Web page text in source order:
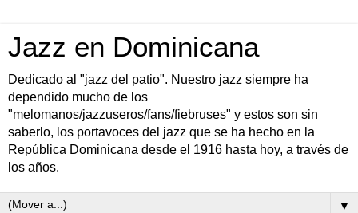
Jazz en Dominicana
Dedicado al "jazz del patio". Nuestro jazz siempre ha
dependido mucho de los
"melomanos/jazzuseros/fans/fiebruses" y estos son sin
saberlo, los portavoces del jazz que se ha hecho en la
República Dominicana desde el 1916 hasta hoy, a través de
los años.
▼